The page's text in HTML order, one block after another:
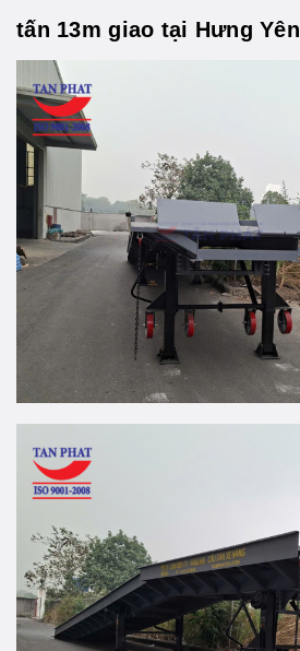
tấn 13m giao tại Hưng Yên